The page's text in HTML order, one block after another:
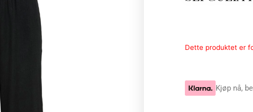
Dette produktet er
Kjøp nå,